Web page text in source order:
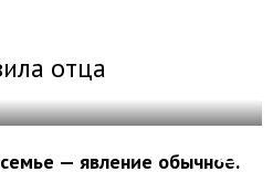
отца
— явление обычное.